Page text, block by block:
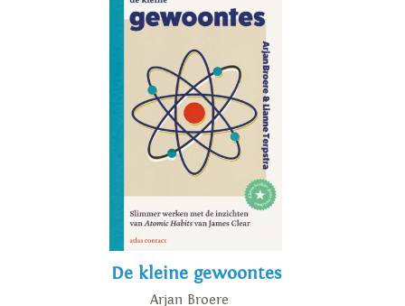
De kleine gewoontes
Arjan Broere